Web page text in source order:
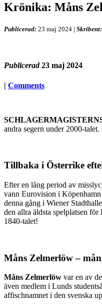
Krönika: Måns
Publicerad: 23 maj 2024 | Skribent:
Publicerad 23 maj 2024
| Comments
andra segern under 2000-
Tillbaka i Österrike
Efter en lång period av
vann Eurovision i
denna gång i Wiener
den allra äldsta spelplatsen
1840-talet!
Måns Zelmerlöw –
Måns Zelmerlöw var en av
även medlem i Lunds
affischnamnet i den svenska